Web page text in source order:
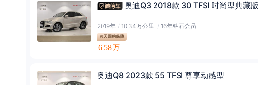
奥迪Q3 2018款 30 TFSI 时尚型典藏版
2019年 / 10.34万公里 / 16年钻石会员
90天回购保障
6.58万
奥迪Q8 2023款 55 TFSI 尊享动感型